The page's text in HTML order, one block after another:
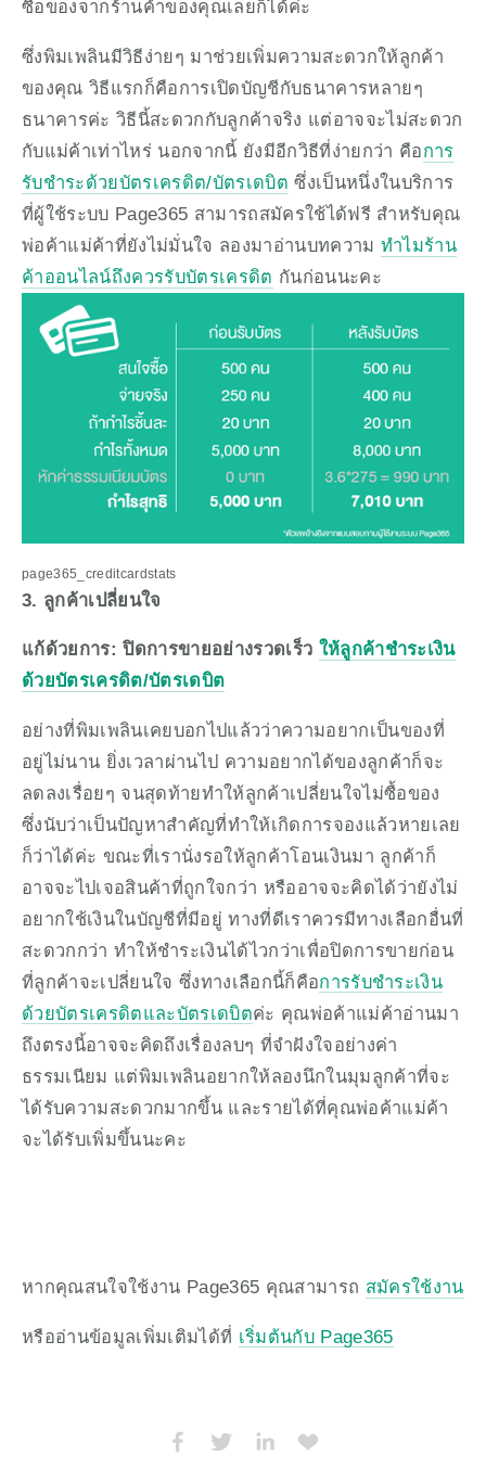
ซื้อของจากร้านค้าของคุณเลยก็ได้ค่ะ
ซึ่งพิมเพลินมีวิธีง่ายๆ มาช่วยเพิ่มความสะดวกให้ลูกค้า
ของคุณ วิธีแรกก็คือการเปิดบัญชีกับธนาคารหลายๆ
ธนาคารค่ะ วิธีนี้สะดวกกับลูกค้าจริง แต่อาจจะไม่สะดวก
กับแม่ค้าเท่าไหร่ นอกจากนี้ ยังมีอีกวิธีที่ง่ายกว่า คือการ
รับชำระด้วยบัตรเครดิต/บัตรเดบิต ซึ่งเป็นหนึ่งในบริการ
ที่ผู้ใช้ระบบ Page365 สามารถสมัครใช้ได้ฟรี สำหรับคุณ
พ่อค้าแม่ค้าที่ยังไม่มั่นใจ ลองมาอ่านบทความ ทำไมร้าน
ค้าออนไลน์ถึงควรรับบัตรเครดิต กันก่อนนะคะ
page365_creditcardstats
3. ลูกค้าเปลี่ยนใจ
แก้ด้วยการ: ปิดการขายอย่างรวดเร็ว ให้ลูกค้าชำระเงิน
ด้วยบัตรเครดิต/บัตรเดบิต
อย่างที่พิมเพลินเคยบอกไปแล้วว่าความอยากเป็นของที่
อยู่ไม่นาน ยิ่งเวลาผ่านไป ความอยากได้ของลูกค้าก็จะ
ลดลงเรื่อยๆ จนสุดท้ายทำให้ลูกค้าเปลี่ยนใจไม่ซื้อของ
ซึ่งนับว่าเป็นปัญหาสำคัญที่ทำให้เกิดการจองแล้วหายเลย
ก็ว่าได้ค่ะ ขณะที่เรานั่งรอให้ลูกค้าโอนเงินมา ลูกค้าก็
อาจจะไปเจอสินค้าที่ถูกใจกว่า หรืออาจจะคิดได้ว่ายังไม่
อยากใช้เงินในบัญชีที่มีอยู่ ทางที่ดีเราควรมีทางเลือกอื่นที่
สะดวกกว่า ทำให้ชำระเงินได้ไวกว่าเพื่อปิดการขายก่อน
ที่ลูกค้าจะเปลี่ยนใจ ซึ่งทางเลือกนี้ก็คือการรับชำระเงิน
ด้วยบัตรเครดิตและบัตรเดบิตค่ะ คุณพ่อค้าแม่ค้าอ่านมา
ถึงตรงนี้อาจจะคิดถึงเรื่องลบๆ ที่จำฝังใจอย่างค่า
ธรรมเนียม แต่พิมเพลินอยากให้ลองนึกในมุมลูกค้าที่จะ
ได้รับความสะดวกมากขึ้น และรายได้ที่คุณพ่อค้าแม่ค้า
จะได้รับเพิ่มขึ้นนะคะ
หากคุณสนใจใช้งาน Page365 คุณสามารถ สมัครใช้งาน
หรืออ่านข้อมูลเพิ่มเติมได้ที่ เริ่มต้นกับ Page365